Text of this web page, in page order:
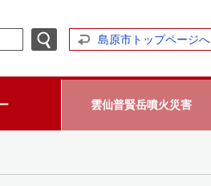
島原市トップページへ
雲仙普賢岳噴火災害